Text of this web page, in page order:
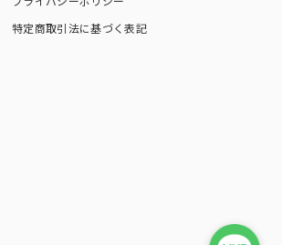
特定商取引法に基づく表記